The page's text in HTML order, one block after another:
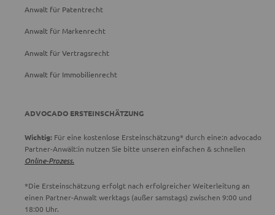
Anwalt für Patentrecht
Anwalt für Markenrecht
Anwalt für Vertragsrecht
Anwalt für Immobilienrecht
ADVOCADO ERSTEINSCHÄTZUNG
Wichtig: Für eine kostenlose Ersteinschätzung* durch eine:n advocado
Partner-Anwält:in nutzen Sie bitte unseren einfachen & schnellen
Online-Prozess.
*Die Ersteinschätzung erfolgt nach erfolgreicher Weiterleitung an
einen Partner-Anwalt werktags (außer samstags) zwischen 9:00 und
18:00 Uhr.